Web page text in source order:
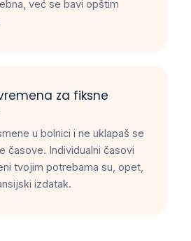
već se bavi opštim
za fiksne
u bolnici i ne uklapaš se
časove. Individualni časovi
tvojim potrebama su, opet,
izdatak.